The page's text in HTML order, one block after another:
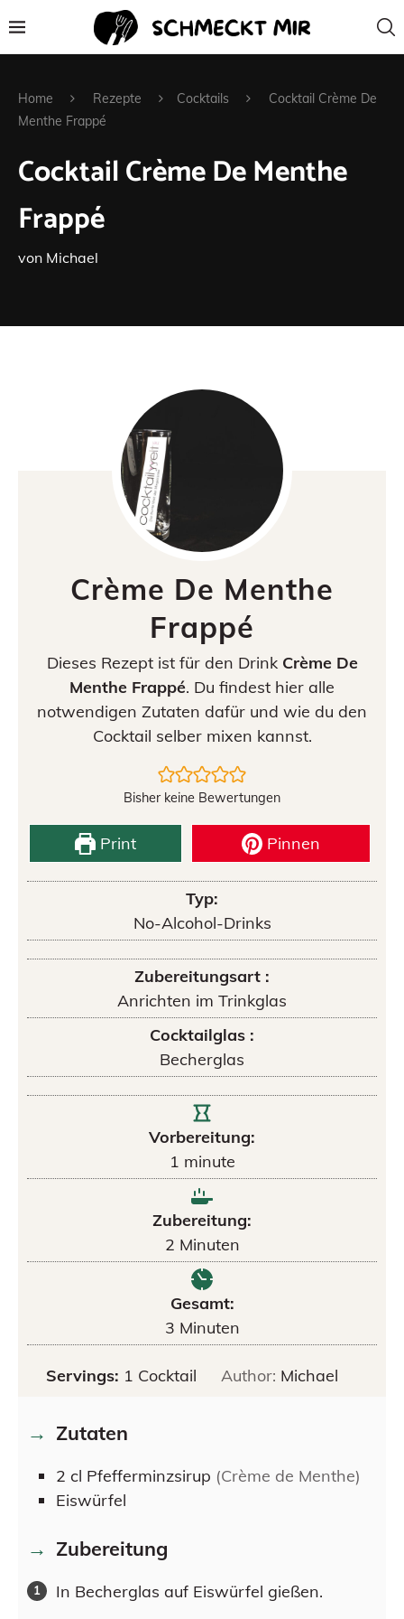
Home Rezepte Cocktails
Cocktail Crème De
Menthe Frappé
Cocktail Crème De Menthe
Frappé
von Michael
Crème De Menthe
Frappé
Dieses Rezept ist für den Drink Crème De
Menthe Frappé. Du findest hier alle
notwendigen Zutaten dafür und wie du den
Cocktail selber mixen kannst.
Bisher keine Bewertungen
Print Pinnen
Typ:
No-Alcohol-Drinks
Zubereitungsart :
Anrichten im Trinkglas
Cocktailglas :
Becherglas
Vorbereitung:
1 minute
Zubereitung:
2 Minuten
Gesamt:
3 Minuten
Servings: 1 Cocktail Author: Michael
Zutaten
2 cl Pfefferminzsirup (Crème de Menthe)
Eiswürfel
Zubereitung
In Becherglas auf Eiswürfel gießen.